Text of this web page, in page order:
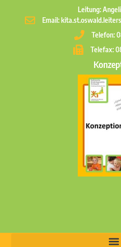
Leitung:
Email:
Telefon:
Telefax: